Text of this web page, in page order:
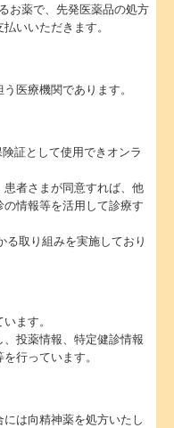
お薬で、先発医薬品の処方
いいただきます。
医療機関であります。
証として使用できオンラ
者さまが同意すれば、他
情報等を活用して診療す
る取り組みを実施しており
ます。
投薬情報、特定健診情報
行っています。
は向精神薬を処方いたし